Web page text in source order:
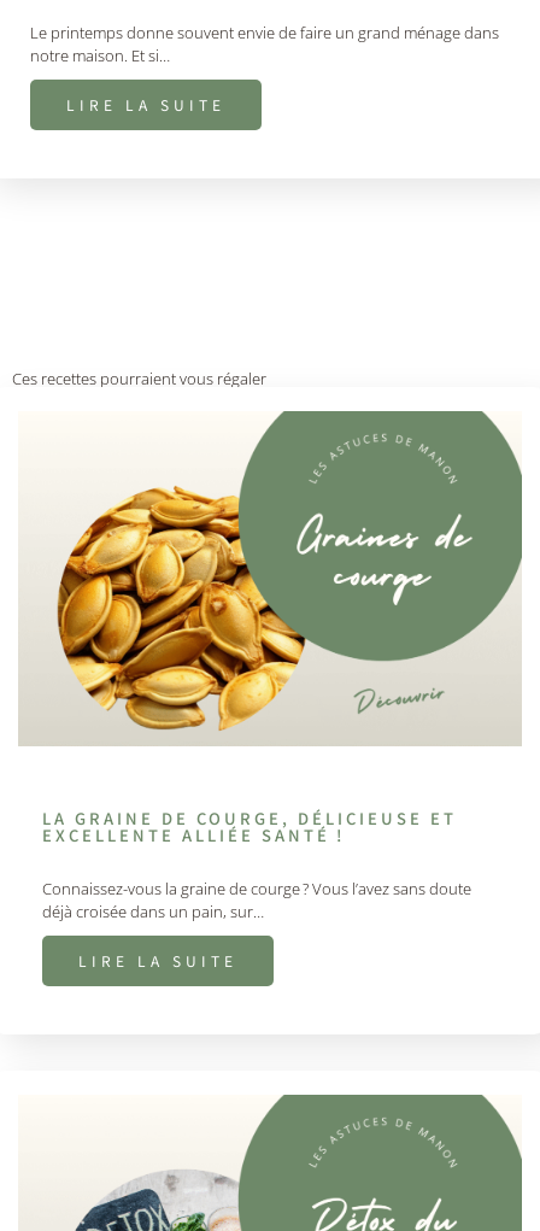
Le printemps donne souvent envie de faire un grand ménage dans
notre maison. Et si…
LIRE LA SUITE
Ces recettes pourraient vous régaler
LA GRAINE DE COURGE, DÉLICIEUSE ET
EXCELLENTE ALLIÉE SANTÉ !
Connaissez-vous la graine de courge ? Vous l’avez sans doute
déjà croisée dans un pain, sur…
LIRE LA SUITE